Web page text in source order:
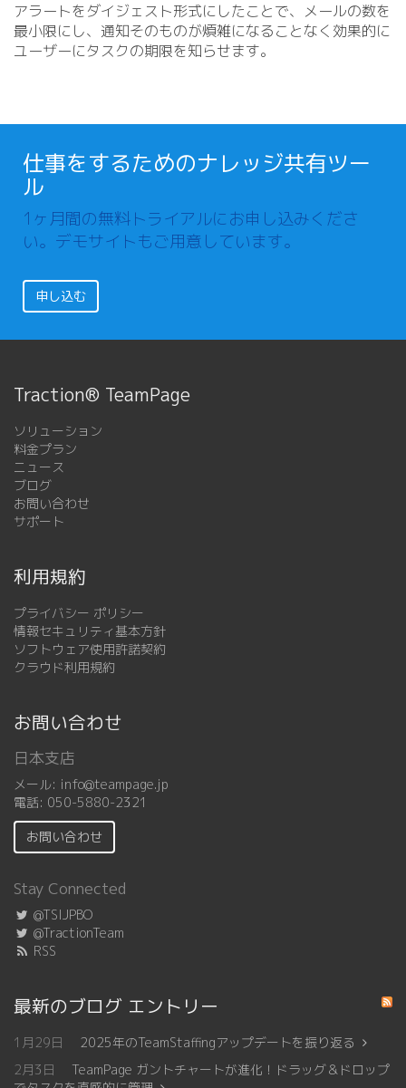
アラートをダイジェスト形式にしたことで、メールの数を
最小限にし、通知そのものが煩雑になることなく効果的に
ユーザーにタスクの期限を知らせます。
仕事をするためのナレッジ共有ツー
ル
1ヶ月間の無料トライアルにお申し込みくださ
い。デモサイトもご用意しています。
申し込む
Traction® TeamPage
ソリューション
料金プラン
ニュース
ブログ
お問い合わせ
サポート
利用規約
プライバシー ポリシー
情報セキュリティ基本方針
ソフトウェア使用許諾契約
クラウド利用規約
お問い合わせ
日本支店
メール: info@teampage.jp
電話: 050-5880-2321
お問い合わせ
Stay Connected
@TSIJPBO
@TractionTeam
RSS
最新のブログ エントリー
1月29日
2025年のTeamStaffingアップデートを振り返る
2月3日
TeamPage ガントチャートが進化！ドラッグ＆ドロップ